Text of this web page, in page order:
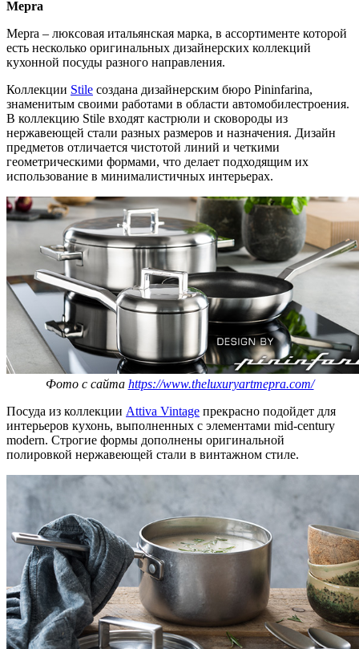
Mepra
Mepra – люксовая итальянская марка, в ассортименте которой
есть несколько оригинальных дизайнерских коллекций
кухонной посуды разного направления.
Коллекции Stile создана дизайнерским бюро Pininfarina,
знаменитым своими работами в области автомобилестроения.
В коллекцию Stile входят кастрюли и сковороды из
нержавеющей стали разных размеров и назначения. Дизайн
предметов отличается чистотой линий и четкими
геометрическими формами, что делает подходящим их
использование в минималистичных интерьерах.
Фото с сайта https://www.theluxuryartmepra.com/
Посуда из коллекции Attiva Vintage прекрасно подойдет для
интерьеров кухонь, выполненных с элементами mid-century
modern. Строгие формы дополнены оригинальной
полировкой нержавеющей стали в винтажном стиле.